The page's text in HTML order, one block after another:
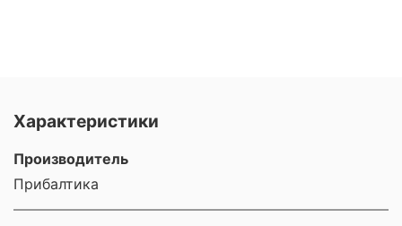
Характеристики
Производитель
Прибалтика